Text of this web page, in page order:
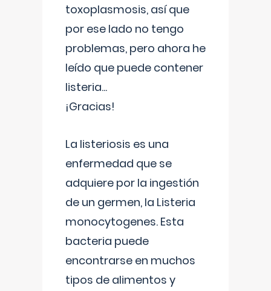
toxoplasmosis, así que
por ese lado no tengo
problemas, pero ahora he
leído que puede contener
listeria...
¡Gracias!
La listeriosis es una
enfermedad que se
adquiere por la ingestión
de un germen, la Listeria
monocytogenes. Esta
bacteria puede
encontrarse en muchos
tipos de alimentos y